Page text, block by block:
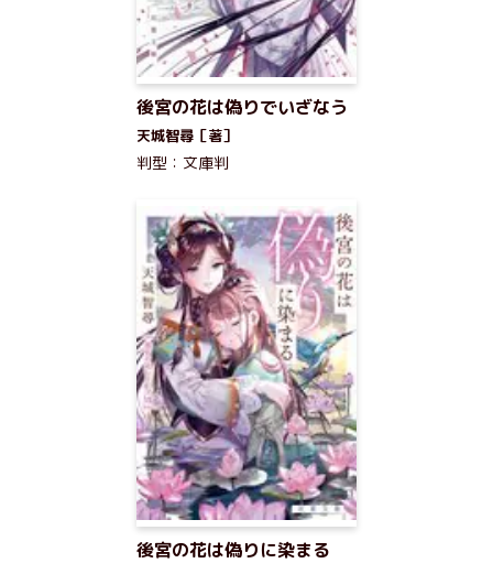
後宮の花は偽りでいざなう
天城智尋［著］
判型：文庫判
後宮の花は偽りに染まる